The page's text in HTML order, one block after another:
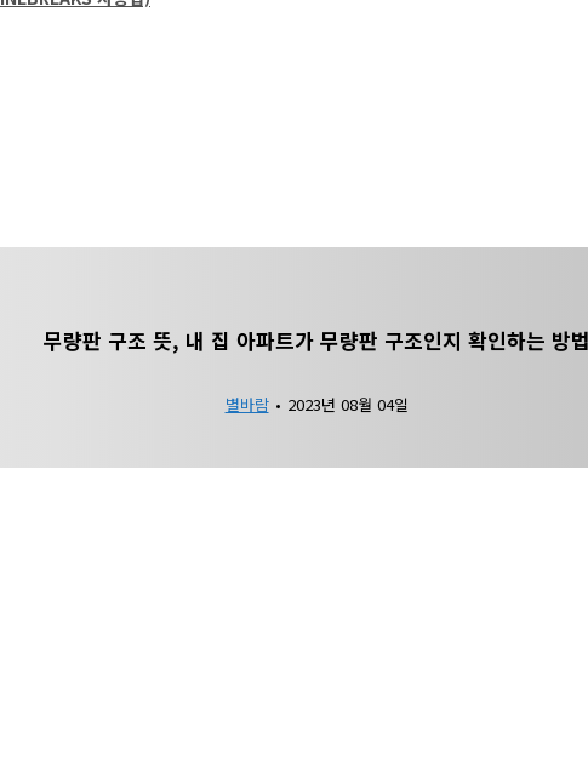
무량판 구조 뜻, 내 집 아파트가 무량판 구조인지 확인하는 방
별바람 • 2023년 08월 04일